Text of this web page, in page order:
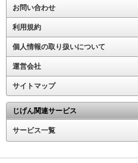
お問い合わせ
利用規約
個人情報の取り扱いについて
運営会社
サイトマップ
じげん関連サービス
サービス一覧